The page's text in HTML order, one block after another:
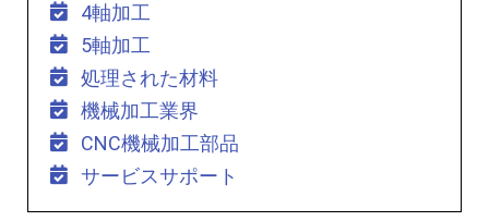
4軸加工
5軸加工
処理された材料
機械加工業界
CNC機械加工部品
サービスサポート